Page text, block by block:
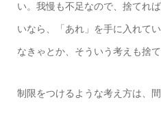
い。我慢も不足なので、捨てれ
いなら、「あれ」を手に入れて
なきゃとか、そういう考えも捨
制限をつけるような考え方は、間